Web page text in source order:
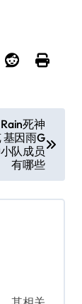
死神
基因雨G
队成员
有哪些